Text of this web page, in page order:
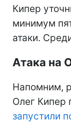
Кипер
минимум
атаки.
Атака на
Напомним,
Олег Кипер
запустили